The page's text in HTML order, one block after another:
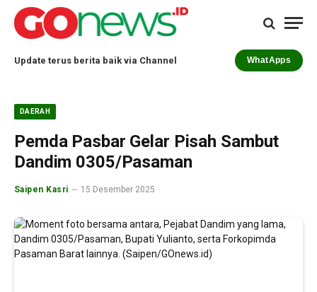
Update terus berita baik via Channel WhatApps
DAERAH
Pemda Pasbar Gelar Pisah Sambut
Dandim 0305/Pasaman
Saipen Kasri 15 Desember 2025